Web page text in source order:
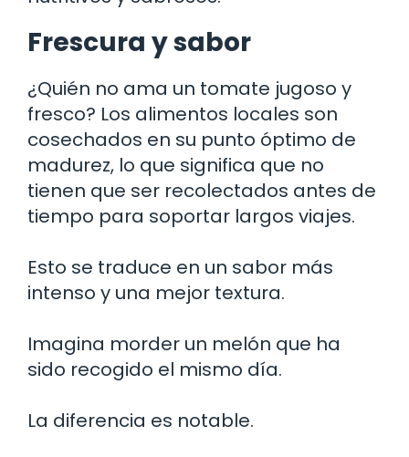
Frescura y sabor
¿Quién no ama un tomate jugoso y
fresco? Los alimentos locales son
cosechados en su punto óptimo de
madurez, lo que significa que no
tienen que ser recolectados antes de
tiempo para soportar largos viajes.
Esto se traduce en un sabor más
intenso y una mejor textura.
Imagina morder un melón que ha
sido recogido el mismo día.
La diferencia es notable.